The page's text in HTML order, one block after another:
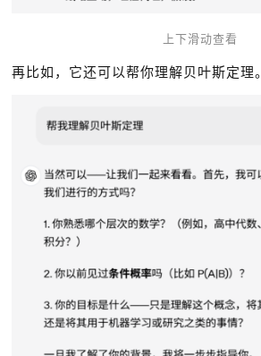
上下滑动查看
再比如，它还可以帮你理解贝叶斯定理。